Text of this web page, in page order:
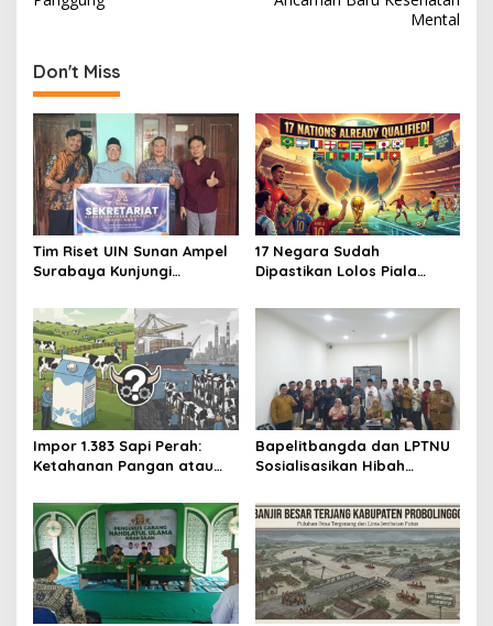
s
n
a
v
i
g
a
t
i
o
n
Mental
Don't Miss
Tim Riset UIN Sunan Ampel
Surabaya Kunjungi
17 Negara Sudah
Dipastikan Lolos Piala
Impor 1.383 Sapi Perah:
Ketahanan Pangan atau
Bapelitbangda dan LPTNU
Sosialisasikan Hibah
Statistik untuk Perguruan
Tinggi